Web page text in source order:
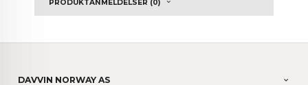
PRODUKTANMELDELSER (0)
DAVVIN NORWAY AS